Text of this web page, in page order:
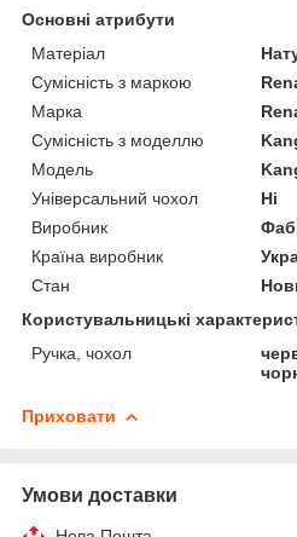
Основні атрибути
Матеріал
Сумісність з маркою
Марка
Сумісність з моделлю
Модель
Універсальний чохол
Ні
Виробник
Країна виробник
Стан
Користувальницькі
Ручка, чохол
Приховати
Умови доставки